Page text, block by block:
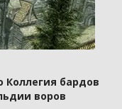
Коллегия бардов
воров